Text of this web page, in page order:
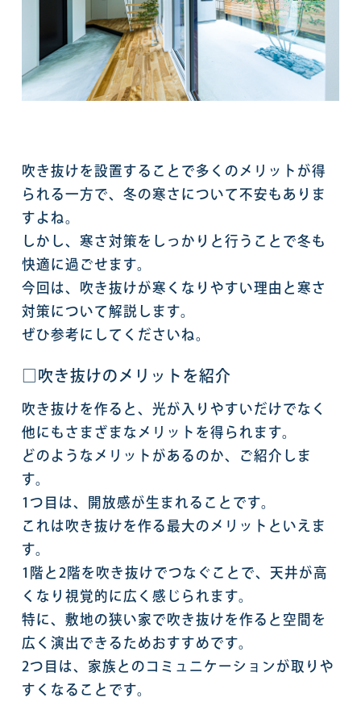
吹き抜けを設置することで多くのメリットが得
られる一方で、冬の寒さについて不安もありま
すよね。
しかし、寒さ対策をしっかりと行うことで冬も
快適に過ごせます。
今回は、吹き抜けが寒くなりやすい理由と寒さ
対策について解説します。
ぜひ参考にしてくださいね。
□吹き抜けのメリットを紹介
吹き抜けを作ると、光が入りやすいだけでなく
他にもさまざまなメリットを得られます。
どのようなメリットがあるのか、ご紹介しま
す。
1つ目は、開放感が生まれることです。
これは吹き抜けを作る最大のメリットといえま
す。
1階と2階を吹き抜けでつなぐことで、天井が高
くなり視覚的に広く感じられます。
特に、敷地の狭い家で吹き抜けを作ると空間を
広く演出できるためおすすめです。
2つ目は、家族とのコミュニケーションが取りや
すくなることです。